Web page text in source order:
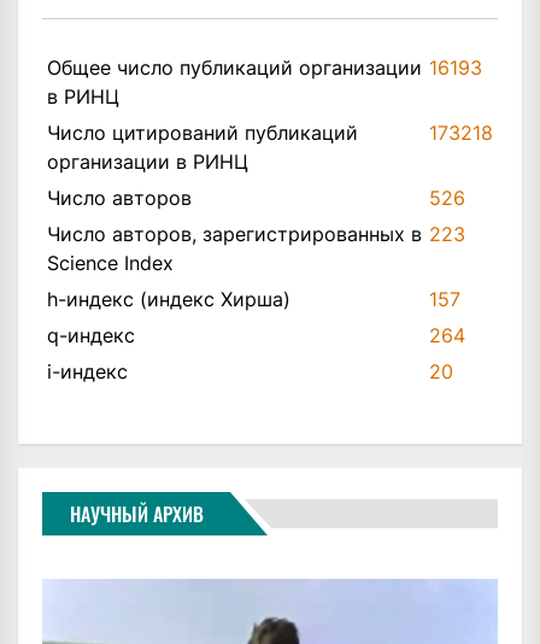
Общее число публикаций организации
в РИНЦ
16193
Число цитирований публикаций
организации в РИНЦ
173218
Число авторов
526
Число авторов, зарегистрированных в
Science Index
223
h-индекс (индекс Хирша)
157
q-индекс
264
i-индекс
20
НАУЧНЫЙ АРХИВ